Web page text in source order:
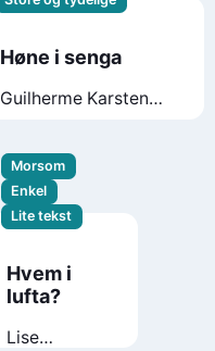
Høne i senga
Guilherme Karsten
Morsom
Enkel
Lite tekst
Hvem i
lufta?
Lise